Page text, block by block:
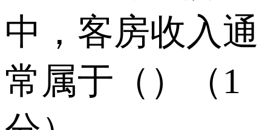
中，客房收入通
常属于（）（1